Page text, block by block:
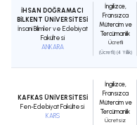
İHSAN DOĞRAMACI
BİLKENT ÜNİVERSİTESİ
İnsani Bilimler ve Edebiyat
Fakültesi
ANKARA
İngilizce,
Fransızca
Mütercim ve
Tercümanlık
Ücretli
(Ücretli) (4 Yıllık)
KAFKAS ÜNİVERSİTESİ
Fen-Edebiyat Fakültesi
KARS
İngilizce,
Fransızca
Mütercim ve
Tercümanlık
Ücretsiz